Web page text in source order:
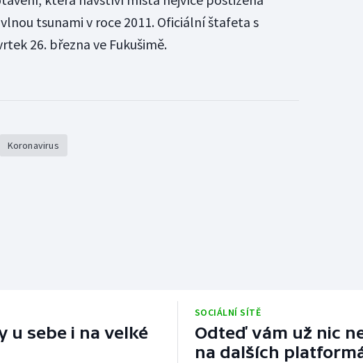
tsunami v roce 2011. Oficiální štafeta s
26. března ve Fukušimě.
Koronavirus
u sebe i na velké
SOCIÁLNÍ SÍTĚ
Odteď vám už nic
na dalších